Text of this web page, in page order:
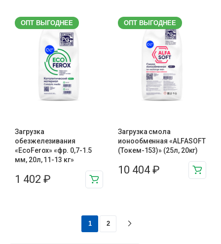
ОПТ ВЫГОДНЕЕ
Загрузка
обезжелезивания
«EcoFerox» «фр. 0,7-1.5
мм, 20л, 11-13 кг»
1 402 ₽
ОПТ ВЫГОДНЕЕ
Загрузка смола
ионообменная «ALFASOFT
(Токем-153)» (25л, 20кг)
10 404 ₽
1 2